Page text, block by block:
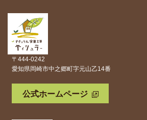
〒444-0242
愛知県岡崎市中之郷町字元山乙14番
公式ホームページ